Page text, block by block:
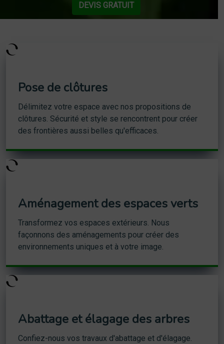
DEVIS GRATUIT
Pose de clôtures
Délimitez votre espace avec nos propositions de
clôtures. Sécurité et style se rencontrent pour créer
des frontières aussi belles qu'efficaces.
Aménagement des espaces verts
Transformez vos espaces extérieurs. Nous
façonnons des aménagements pour créer des
environnements uniques et à votre image.
Abattage et élagage des arbres
Confiez-nous vos travaux d'abattage et d'élagage.